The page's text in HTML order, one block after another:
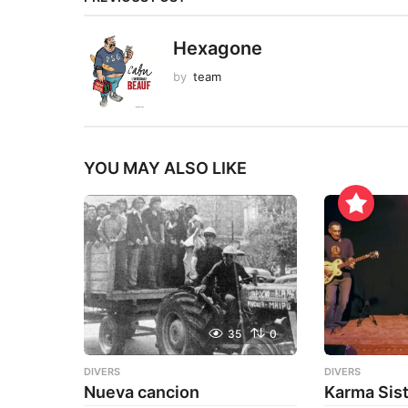
Hexagone
by team
YOU MAY ALSO LIKE
35 0
DIVERS
Nueva cancion
DIVERS
Karma